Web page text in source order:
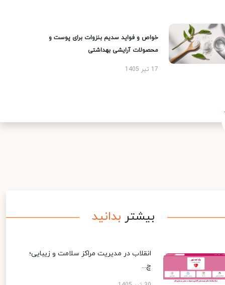
خواص و فواید سدیم بنزوات برای پوست و
محصولات آرایشی بهداشتی
17 تیر 1405
بیشتر بدانید
انقلاب در مدیریت مراکز سلامت و زیبایی؛
چ...